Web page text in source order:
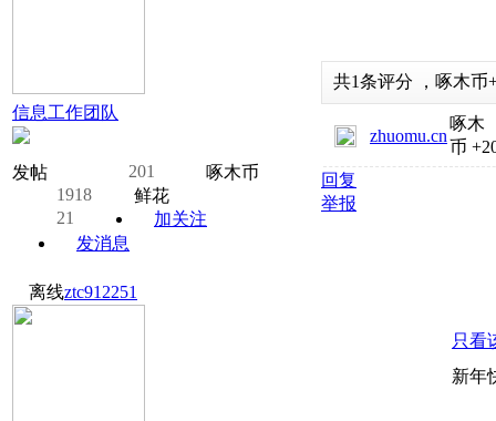
信息工作团队
发帖 201
啄木币
1918
鲜花
21
加关注
发消息
共1条评分 ， 啄木币
zhuomu.cn
啄木
币
回复
举报
离线ztc912251
只看
新年